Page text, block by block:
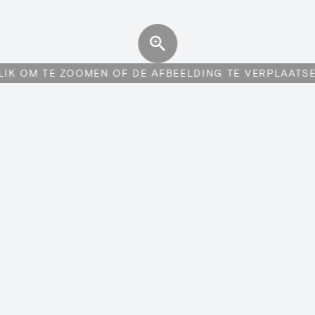
OM TE ZOOMEN OF DE AFBEELDING TE